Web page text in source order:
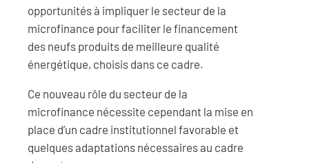
opportunités à impliquer le secteur de la
microfinance pour faciliter le financement
des neufs produits de meilleure qualité
énergétique, choisis dans ce cadre.
Ce nouveau rôle du secteur de la
microfinance nécessite cependant la mise en
place d’un cadre institutionnel favorable et
quelques adaptations nécessaires au cadre